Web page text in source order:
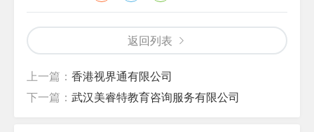
返回列表
上一篇： 香港视界通有限公司
下一篇： 武汉美睿特教育咨询服务有限公司